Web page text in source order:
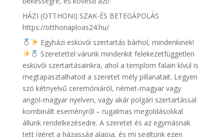
HÁZI (OTTHONI) SZAK-ÉS BETEGÁPOLÁS
https://otthonaploas24.hu/
Egyházi esküvői szertartás bárhol, mindenkinek!
Szeretettel várunk mindenkit felekezetfüggetlen
esküvői szertartásainkra, ahol a templom falain kívül is
megtapasztalhatod a szeretet mély pillanatait. Legyen
szó kétnyelvű ceremóniáról, német-magyar vagy
angol-magyar nyelven, vagy akár polgári szertartással
kombinált eseményről – rugalmas megoldásokkal
állunk rendelkezésedre. A szeretet és az egymásnak
tett ígéret a házasság alapja, és mi segítünk ezen